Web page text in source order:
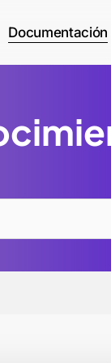
Documentación